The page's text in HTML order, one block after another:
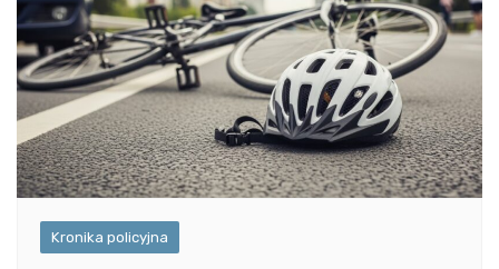
Kronika policyjna